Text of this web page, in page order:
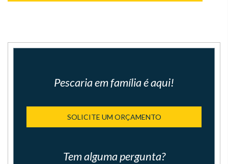
Pescaria em família é aqui!
SOLICITE UM ORÇAMENTO
Tem alguma pergunta?